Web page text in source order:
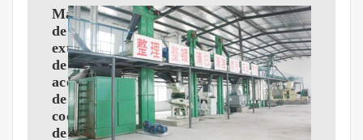
Máquina
de
extracción
de
aceite
de
coco
de